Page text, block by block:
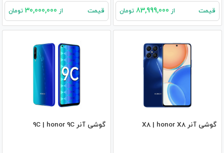
قیمت از تومان قیمت از تومان
گوشی آنر X8 | honor X8 گوشی آنر 9C | honor 9C